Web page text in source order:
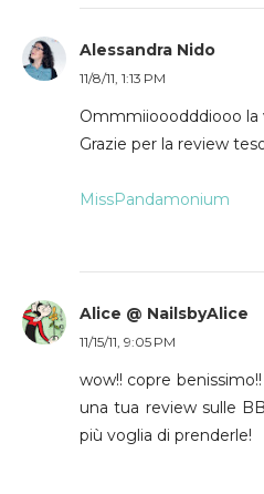
Alessandra Nido
11/8/11, 1:13 PM
Ommmiiooodddiooo la
Grazie per la review
MissPandamonium
Alice @ NailsbyAlice
11/15/11, 9:05 PM
wow!! copre
una tua review sulle
più voglia di prenderle!